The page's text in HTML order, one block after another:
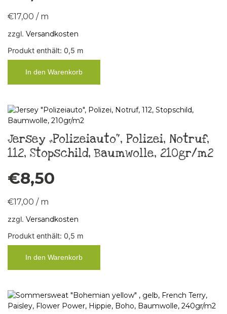
€17,00 / m
zzgl. Versandkosten
Produkt enthält: 0,5 m
In den Warenkorb
Jersey „Polizeiauto“, Polizei, Notruf,
112, Stopschild, Baumwolle, 210gr/m2
€8,50
€17,00 / m
zzgl. Versandkosten
Produkt enthält: 0,5 m
In den Warenkorb